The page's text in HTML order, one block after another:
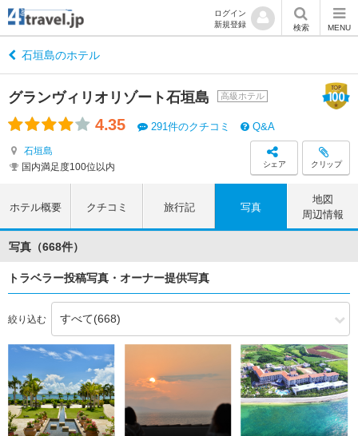
ログイン
新規登録
検索 MENU
石垣島のホテル
グランヴィリオリゾート石垣島 高級ホテル
4.35 291件のクチコミ Q&A
石垣島
国内満足度100位以内
シェア クリップ
ホテル概要 クチコミ 旅行記 写真
地図
周辺情報
写真（668件）
トラベラー投稿写真・オーナー提供写真
絞り込む